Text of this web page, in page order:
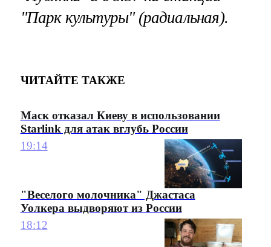
"Парк культуры" (радиальная).
ЧИТАЙТЕ ТАКЖЕ
Маск отказал Киеву в использовании
Starlink для атак вглубь России
19:14
"Веселого молочника" Джастаса
Уолкера выдворяют из России
18:12